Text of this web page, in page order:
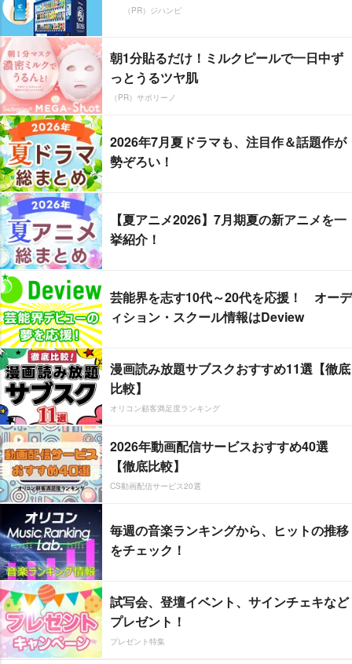
（PR）ジハンピ
朝1分貼るだけ！ミルクピールで一日中ず
っとうるツヤ肌
（PR）サボリーノ
2026年7月夏ドラマも、注目作＆話題作が
勢ぞろい！
【夏アニメ2026】7月期夏の新アニメを一
挙紹介！
芸能界を志す10代～20代を応援！ オーデ
ィション・スクール情報はDeview
漫画読み放題サブスクおすすめ11選【徹底
比較】
オリコン顧客満足度ランキング
2026年動画配信サービスおすすめ40選
【徹底比較】
CS動画配信サービス20選
毎週の音楽ランキングから、ヒットの推移
をチェック！
試写会、登壇イベント、サインチェキなど
プレゼント！
プレゼント特集